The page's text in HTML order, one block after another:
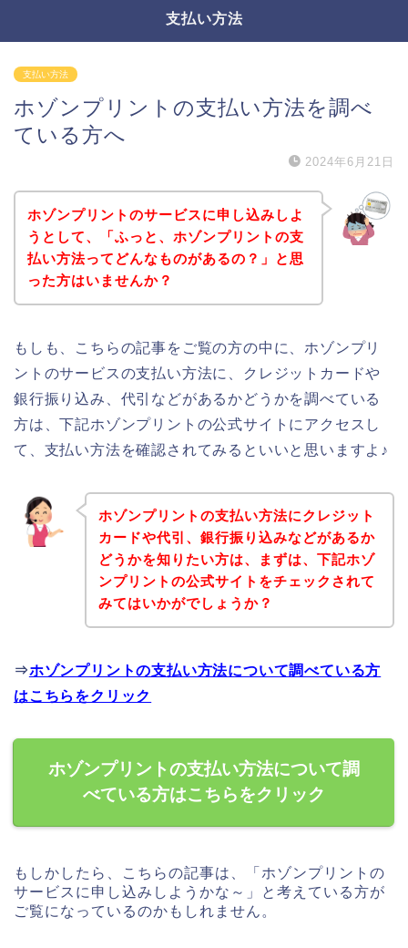
支払い方法
支払い方法
ホゾンプリントの支払い方法を調べ
ている方へ
2024年6月21日
ホゾンプリントのサービスに申し込みしよ
うとして、「ふっと、ホゾンプリントの支
払い方法ってどんなものがあるの？」と思
った方はいませんか？
もしも、こちらの記事をご覧の方の中に、ホゾンプリ
ントのサービスの支払い方法に、クレジットカードや
銀行振り込み、代引などがあるかどうかを調べている
方は、下記ホゾンプリントの公式サイトにアクセスし
て、支払い方法を確認されてみるといいと思いますよ♪
ホゾンプリントの支払い方法にクレジット
カードや代引、銀行振り込みなどがあるか
どうかを知りたい方は、まずは、下記ホゾ
ンプリントの公式サイトをチェックされて
みてはいかがでしょうか？
⇒ホゾンプリントの支払い方法について調べている方
はこちらをクリック
ホゾンプリントの支払い方法について調
べている方はこちらをクリック
もしかしたら、こちらの記事は、「ホゾンプリントの
サービスに申し込みしようかな～」と考えている方が
ご覧になっているのかもしれません。